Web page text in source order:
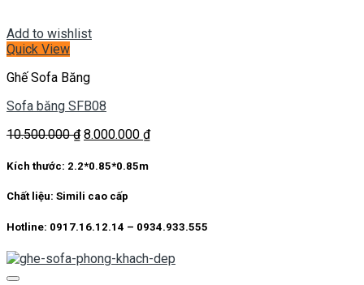
Add to wishlist
Quick View
Ghế Sofa Băng
Sofa băng SFB08
10.500.000₫ Giá
là:
8.000.000 ₫Giá
Kích thước: 2.2*0.85*0.85m
Chất liệu: Simili cao cấp
Hotline: 0917.16.12.14 – 0934.933.555